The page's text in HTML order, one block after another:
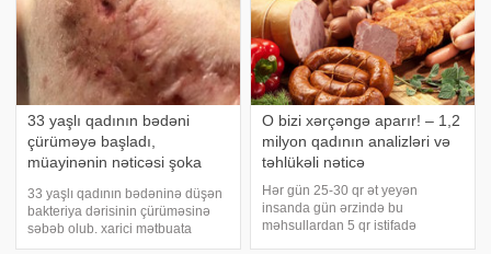
33 yaşlı qadının bədəni
çürüməyə başladı,
müayinənin nəticəsi şoka
33 yaşlı qadının bədəninə düşən
bakteriya dərisinin çürüməsinə
səbəb olub. xarici mətbuata
istinadən xəbər verir ki, 33 yaşlı
O bizi xərçəngə aparır! – 1,2
milyon qadının analizləri və
təhlükəli nəticə
Hər gün 25-30 qr ət yeyən
insanda gün ərzində bu
məhsullardan 5 qr istifadə